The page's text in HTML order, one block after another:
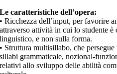
Le caratteristiche dell’opera:
• Ricchezza dell’input, per favorire
attraverso attività in cui lo studente è
linguistico, e non sulla forma.
• Struttura multisillabo, che
sillabi grammaticale, nozional-
relativi allo sviluppo delle abilità